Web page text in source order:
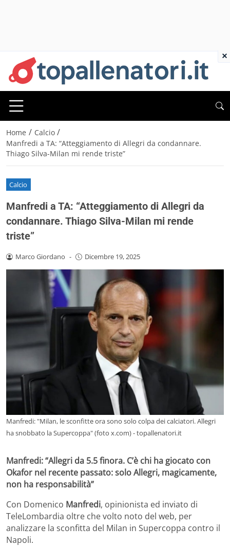
Home / Calcio /
Manfredi a TA: “Atteggiamento di Allegri da condannare.
Thiago Silva-Milan mi rende triste”
Calcio
Manfredi a TA: “Atteggiamento di Allegri da
condannare. Thiago Silva-Milan mi rende
triste”
Marco Giordano - Dicembre 19, 2025
Manfredi: "Milan, le sconfitte ora sono solo colpa dei calciatori. Allegri
ha snobbato la Supercoppa" (foto x.com) - topallenatori.it
Manfredi: “Allegri da 5.5 finora. C’è chi ha giocato con
Okafor nel recente passato: solo Allegri, magicamente,
non ha responsabilità”
Con Domenico Manfredi, opinionista ed inviato di
TeleLombardia oltre che volto noto del web, per
analizzare la sconfitta del Milan in Supercoppa contro il
Napoli.
×